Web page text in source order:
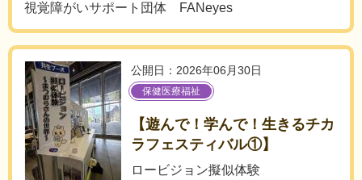
視覚障がいサポート団体 FANeyes
公開日：2026年06月30日
保健医療福祉
【遊んで！学んで！生きるチカ
ラフェスティバル①】
ロービジョン擬似体験